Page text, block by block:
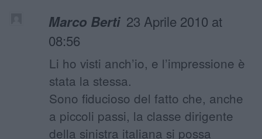
Marco Berti 23 Aprile 2010 at
08:56
Li ho visti anch’io, e l’impressione è
stata la stessa.
Sono fiducioso del fatto che, anche
a piccoli passi, la classe dirigente
della sinistra italiana si possa